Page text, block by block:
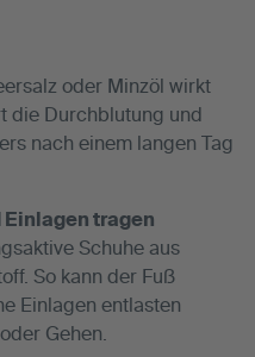
oder Minzöl wirkt
die Durchblutung und
nach einem langen Tag
tragen
Schuhe aus
So kann der Fuß
Einlagen entlasten
Gehen.